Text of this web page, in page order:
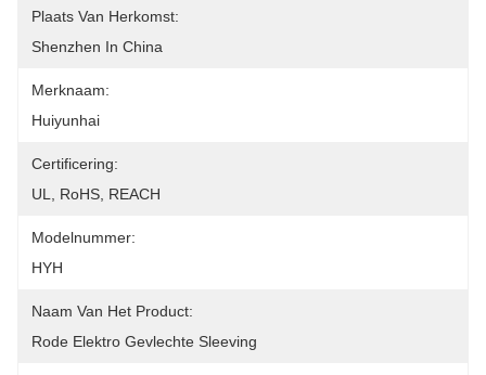
Plaats Van Herkomst:
Shenzhen In China
Merknaam:
Huiyunhai
Certificering:
UL, RoHS, REACH
Modelnummer:
HYH
Naam Van Het Product:
Rode Elektro Gevlechte Sleeving